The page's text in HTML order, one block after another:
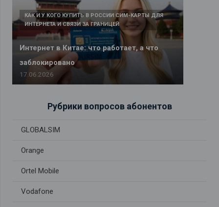
Интернет в Китае: что работает, а что
заблокировано
КАК И У КОГО КУПИТЬ В РОССИИ СИМ-КАРТЫ ДЛЯ
ИНТЕРНЕТА И СВЯЗИ ЗА ГРАНИЦЕЙ
17.06.2026
Рубрики вопросов абонентов
GLOBALSIM
Orange
Ortel Mobile
Vodafone